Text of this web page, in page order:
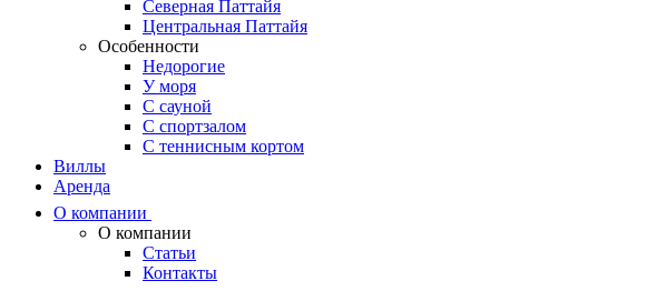
Северная Паттайя
Центральная Паттайя
Особенности
Недорогие
У моря
С сауной
С спортзалом
С теннисным кортом
Виллы
Аренда
О компании
О компании
Статьи
Контакты